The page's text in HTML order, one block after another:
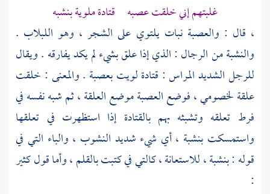
غلبتهم إني خلقت عصبه قتادة ملوية بنشبه
، قال : والعصبة نبات يلتوي على الشجر ، وهو اللبلاب .
والنشبة من الرجال : الذي إذا علق بشيء لم يكد يفارقه . ويقال
للرجل الشديد المراس : قتادة لويت بعصبة . والمعنى : خلقت
علقة لخصومي ، فوضع العصبة موضع العلقة ، ثم شبه نفسه في
فرط تعلقه وتشبثه بهم بالقتادة إذا استظهرت في تعلقها
واستمسكت بنشبة ، أي شيء شديد النشوب ، والباء التي في
قوله : بنشبة ، للاستعانة ، كالتي في كتبت بالقلم ، وأما قولكثير
: